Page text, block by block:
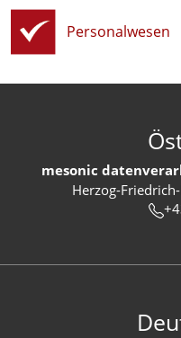
Personalwesen
mesonic
Herzog-